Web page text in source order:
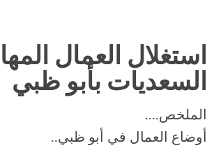
استغلال العمال
السعديات بأبو ظبي
الملخص....
أوضاع العمال في أبو ظبي..